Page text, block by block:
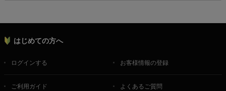
はじめての方へ
ログインする お客様情報の登録
ご利用ガイド よくあるご質問